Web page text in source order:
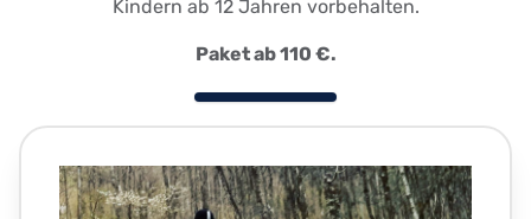
Kindern ab 12 Jahren vorbehalten.
Paket ab 110 €.